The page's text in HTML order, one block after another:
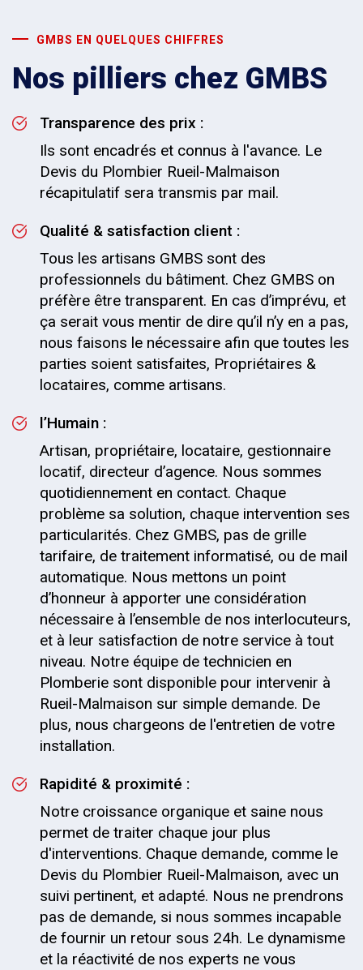
GMBS EN QUELQUES CHIFFRES
Nos pilliers chez GMBS
Transparence des prix :
Ils sont encadrés et connus à l'avance. Le
Devis du Plombier Rueil-Malmaison
récapitulatif sera transmis par mail.
Qualité & satisfaction client :
Tous les artisans GMBS sont des
professionnels du bâtiment. Chez GMBS on
préfère être transparent. En cas d’imprévu, et
ça serait vous mentir de dire qu’il n’y en a pas,
nous faisons le nécessaire afin que toutes les
parties soient satisfaites, Propriétaires &
locataires, comme artisans.
l’Humain :
Artisan, propriétaire, locataire, gestionnaire
locatif, directeur d’agence. Nous sommes
quotidiennement en contact. Chaque
problème sa solution, chaque intervention ses
particularités. Chez GMBS, pas de grille
tarifaire, de traitement informatisé, ou de mail
automatique. Nous mettons un point
d’honneur à apporter une considération
nécessaire à l’ensemble de nos interlocuteurs,
et à leur satisfaction de notre service à tout
niveau. Notre équipe de technicien en
Plomberie sont disponible pour intervenir à
Rueil-Malmaison sur simple demande. De
plus, nous chargeons de l'entretien de votre
installation.
Rapidité & proximité :
Notre croissance organique et saine nous
permet de traiter chaque jour plus
d'interventions. Chaque demande, comme le
Devis du Plombier Rueil-Malmaison, avec un
suivi pertinent, et adapté. Nous ne prendrons
pas de demande, si nous sommes incapable
de fournir un retour sous 24h. Le dynamisme
et la réactivité de nos experts ne vous